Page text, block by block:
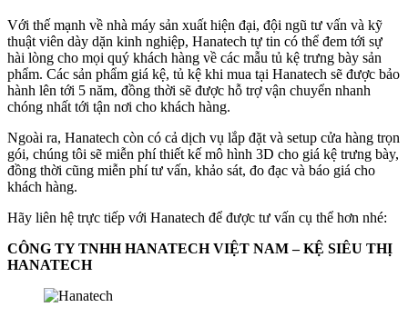
Với thế mạnh về nhà máy sản xuất hiện đại, đội ngũ tư vấn và kỹ
thuật viên dày dặn kinh nghiệp, Hanatech tự tin có thể đem tới sự
hài lòng cho mọi quý khách hàng về các mẫu tủ kệ trưng bày sản
phẩm. Các sản phẩm giá kệ, tủ kệ khi mua tại Hanatech sẽ được bảo
hành lên tới 5 năm, đồng thời sẽ được hỗ trợ vận chuyển nhanh
chóng nhất tới tận nơi cho khách hàng.
Ngoài ra, Hanatech còn có cả dịch vụ lắp đặt và setup cửa hàng trọn
gói, chúng tôi sẽ miễn phí thiết kế mô hình 3D cho giá kệ trưng bày,
đồng thời cũng miễn phí tư vấn, khảo sát, đo đạc và báo giá cho
khách hàng.
Hãy liên hệ trực tiếp với Hanatech để được tư vấn cụ thể hơn nhé:
CÔNG TY TNHH HANATECH VIỆT NAM – KỆ SIÊU THỊ
HANATECH